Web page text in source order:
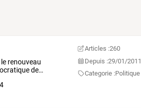
renouveau
de…
Articles :260
Depuis :29/01/2011
Categorie :Politique